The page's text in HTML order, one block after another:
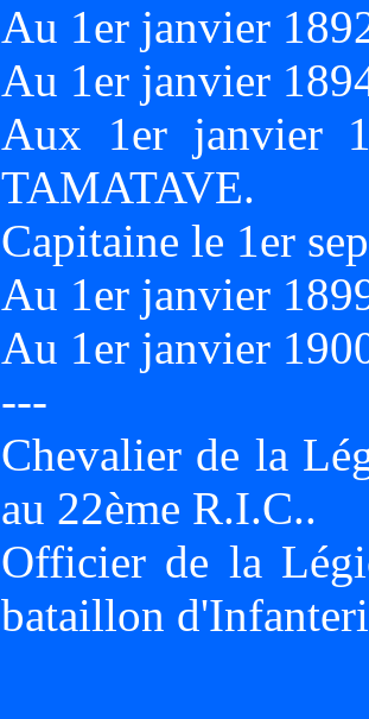
Au 1er janvier
Au 1er janvier
Aux 1er janvier
TAMATAVE.
Capitaine le 1er
Au 1er janvier
Au 1er janvier
---
Chevalier de la
au 22ème R.I.C..
Officier de la
bataillon